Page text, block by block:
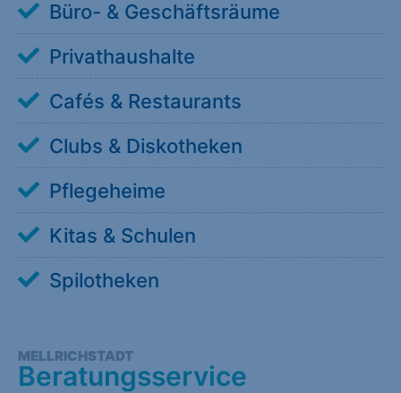
Büro- & Geschäftsräume
Privathaushalte
Cafés & Restaurants
Clubs & Diskotheken
Pflegeheime
Kitas & Schulen
Spilotheken
MELLRICHSTADT
Beratungsservice